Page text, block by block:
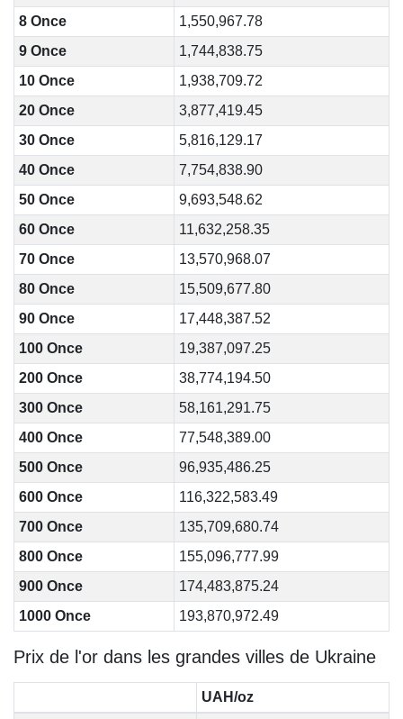
8 Once
1,550,967.78
9 Once
1,744,838.75
10 Once
1,938,709.72
20 Once
3,877,419.45
30 Once
5,816,129.17
40 Once
7,754,838.90
50 Once
9,693,548.62
60 Once
11,632,258.35
70 Once
13,570,968.07
80 Once
15,509,677.80
90 Once
17,448,387.52
100 Once
19,387,097.25
200 Once
38,774,194.50
300 Once
58,161,291.75
400 Once
77,548,389.00
500 Once
96,935,486.25
600 Once
116,322,583.49
700 Once
135,709,680.74
800 Once
155,096,777.99
900 Once
174,483,875.24
1000 Once
193,870,972.49
Prix de l'or dans les grandes villes de Ukraine
UAH/oz